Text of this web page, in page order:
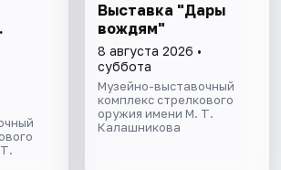
Выставка "Дары
вождям"
8 августа 2026 •
суббота
Музейно-выставочный
комплекс стрелкового
оружия имени М. Т.
Калашникова